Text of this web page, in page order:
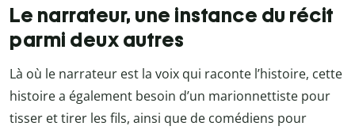
Le narrateur, une instance du récit
parmi deux autres
Là où le narrateur est la voix qui raconte l’histoire, cette
histoire a également besoin d’un marionnettiste pour
tisser et tirer les fils, ainsi que de comédiens pour